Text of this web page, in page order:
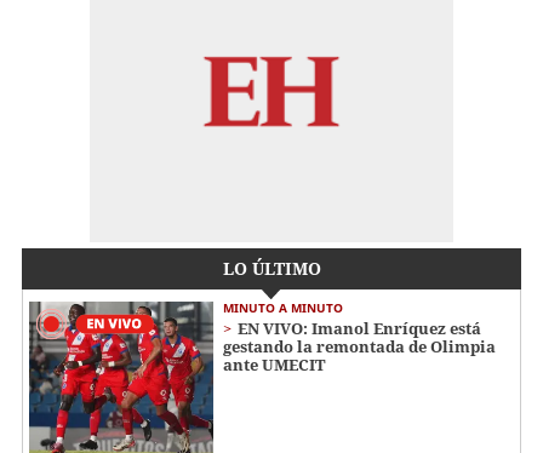
LO ÚLTIMO
MINUTO A MINUTO
EN VIVO: Imanol Enríquez está
gestando la remontada de Olimpia
ante UMECIT